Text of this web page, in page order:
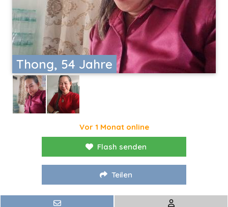
Thong, 54 Jahre
Vor 1 Monat online
Flash senden
Teilen